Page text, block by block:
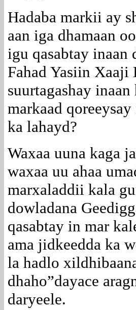
Hadaba markii ay
aan iga dhamaan
igu qasabtay inaan
Fahad Yasiin
suurtagashay
markaad
ka lahayd?
Waxaa uuna kaga
waxaa uu ahaa
marxaladdii kala
dowladana
qasabtay in mar
ama jidkeedda ka
la hadlo
dhaho”dayace
daryeele.